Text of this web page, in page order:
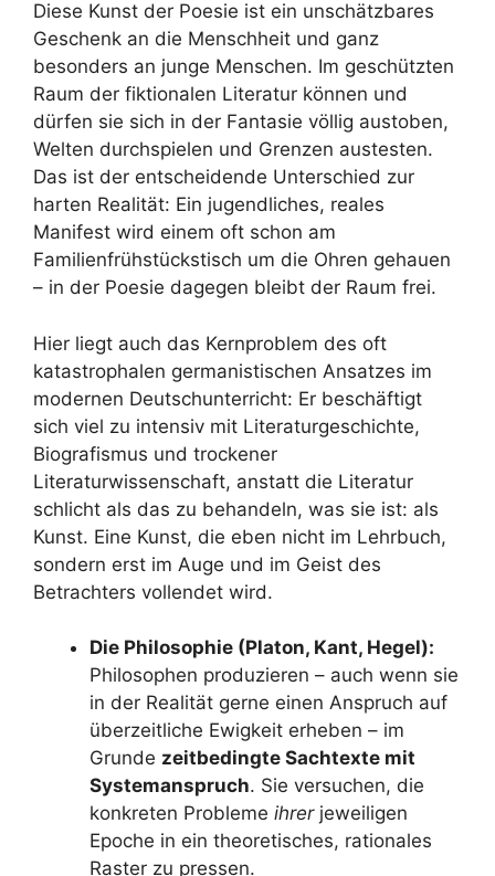
Diese Kunst der Poesie ist ein unschätzbares
Geschenk an die Menschheit und ganz
besonders an junge Menschen. Im geschützten
Raum der fiktionalen Literatur können und
dürfen sie sich in der Fantasie völlig austoben,
Welten durchspielen und Grenzen austesten.
Das ist der entscheidende Unterschied zur
harten Realität: Ein jugendliches, reales
Manifest wird einem oft schon am
Familienfrühstückstisch um die Ohren gehauen
– in der Poesie dagegen bleibt der Raum frei.
Hier liegt auch das Kernproblem des oft
katastrophalen germanistischen Ansatzes im
modernen Deutschunterricht: Er beschäftigt
sich viel zu intensiv mit Literaturgeschichte,
Biografismus und trockener
Literaturwissenschaft, anstatt die Literatur
schlicht als das zu behandeln, was sie ist: als
Kunst. Eine Kunst, die eben nicht im Lehrbuch,
sondern erst im Auge und im Geist des
Betrachters vollendet wird.
Die Philosophie (Platon, Kant, Hegel):
Philosophen produzieren – auch wenn sie
in der Realität gerne einen Anspruch auf
überzeitliche Ewigkeit erheben – im
Grunde zeitbedingte Sachtexte mit
Systemanspruch. Sie versuchen, die
konkreten Probleme ihrerjeweiligen
Epoche in ein theoretisches, rationales
Raster zu pressen.